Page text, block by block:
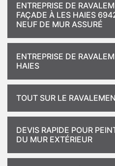
ENTREPRISE DE
FAÇADE À LES HAIES
NEUF DE MUR ASSURÉ
ENTREPRISE DE
HAIES
TOUT SUR LE
DEVIS RAPIDE POUR
DU MUR EXTÉRIEUR